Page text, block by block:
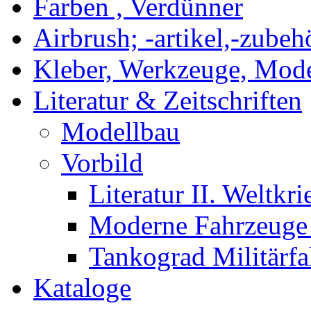
Farben , Verdünner
Airbrush; -artikel,-
Kleber, Werkzeuge,
Literatur & Zeitschriften
Modellbau
Vorbild
Literatur II.
Moderne
Tankograd
Kataloge